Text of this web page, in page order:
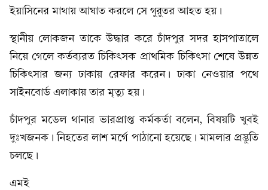
ইয়াসিনের মাথায় আঘাত করলে সে গুরুতর আহত হয়।
স্থানীয় লোকজন তাকে উদ্ধার করে চাঁদপুর সদর হাসপাতালে
নিয়ে গেলে কর্তব্যরত চিকিৎসক প্রাথমিক চিকিৎসা শেষে উন্নত
চিকিৎসার জন্য ঢাকায় রেফার করেন। ঢাকা নেওয়ার পথে
সাইনবোর্ড এলাকায় তার মৃত্যু হয়।
চাঁদপুর মডেল থানার ভারপ্রাপ্ত কর্মকর্তা বলেন, বিষয়টি খুবই
দুঃখজনক। নিহতের লাশ মর্গে পাঠানো হয়েছে। মামলার প্রস্তুতি
চলছে।
এমই